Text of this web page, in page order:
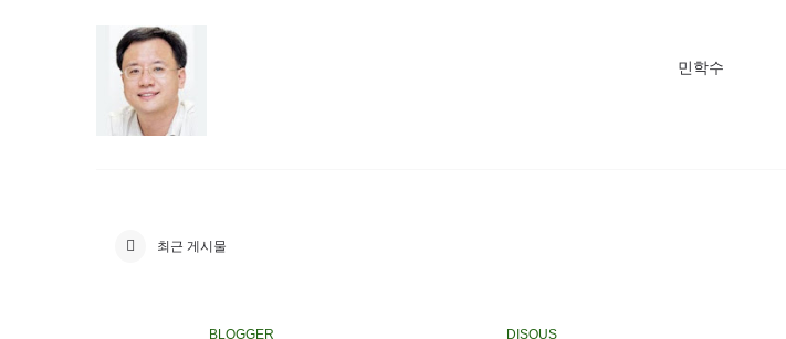
민학수
최근 게시물
BLOGGER DISQUS